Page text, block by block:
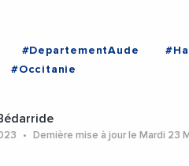
#DepartementAude
#Occitanie
Dernière mise à jour le Mardi 23